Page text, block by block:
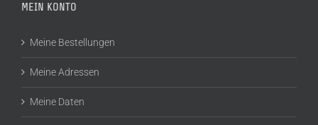
MEIN KONTO
Meine Bestellungen
Meine Adressen
Meine Daten